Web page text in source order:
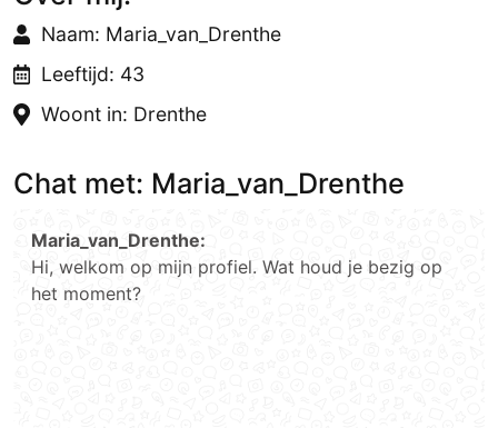
Naam: Maria_van_Drenthe
Leeftijd: 43
Woont in: Drenthe
Chat met: Maria_van_Drenthe
Maria_van_Drenthe:
Hi, welkom op mijn profiel. Wat houd je bezig op
het moment?